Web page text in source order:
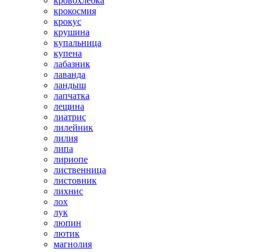
крокосмия
крокус
крушина
купальница
купена
лабазник
лаванда
ландыш
лапчатка
лещина
лиатрис
лилейник
лилия
липа
лириопе
лиственница
листовник
лихнис
лох
лук
люпин
лютик
магнолия